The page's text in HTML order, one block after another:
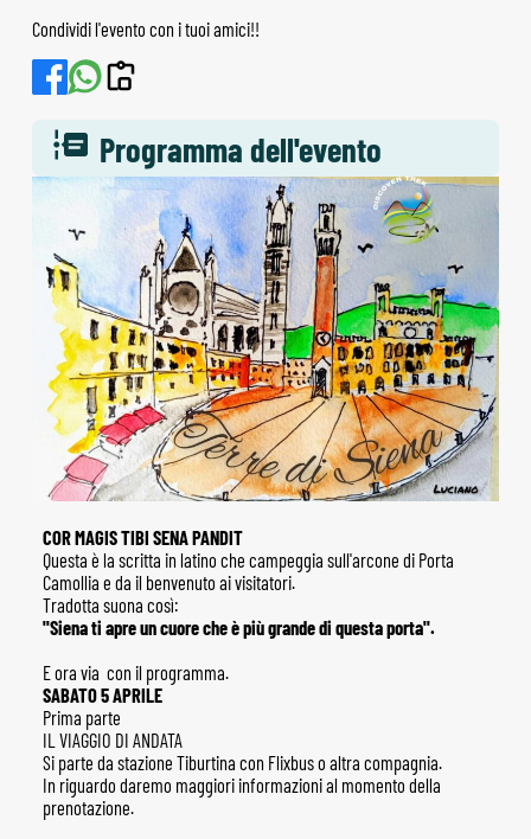
Condividi l'evento con i tuoi amici!!
Programma dell'evento
COR MAGIS TIBI SENA PANDIT
Questa è la scritta in latino che campeggia sull'arcone di Porta
Camollia e da il benvenuto ai visitatori.
Tradotta suona così:
"Siena ti apre un cuore che è più grande di questa porta".
E ora via con il programma.
SABATO 5 APRILE
Prima parte
IL VIAGGIO DI ANDATA
Si parte da stazione Tiburtina con Flixbus o altra compagnia.
In riguardo daremo maggiori informazioni al momento della
prenotazione.